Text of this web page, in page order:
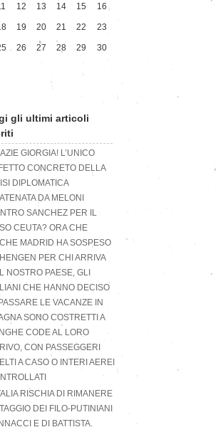
12 13 14 15 16
19 20 21 22 23
26 27 28 29 30
gli ultimi articoli
GIORGIA! L’UNICO
CONCRETO DELLA
DIPLOMATICA
DA MELONI
SANCHEZ PER IL
CEUTA? ORA CHE
MADRID HA SOSPESO
PER CHI ARRIVA
NOSTRO PAESE, GLI
CHE HANNO DECISO
LE VACANZE IN
SONO COSTRETTI A
CODE AL LORO
CON PASSEGGERI
A CASO O INTERI AEREI
RISCHIA DI RIMANERE
DEI FILO-PUTINIANI
E DI BATTISTA.